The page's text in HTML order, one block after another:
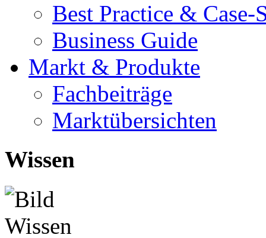
Best Practice & Case-
Business Guide
Markt & Produkte
Fachbeiträge
Marktübersichten
Wissen